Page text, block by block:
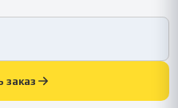
заказ